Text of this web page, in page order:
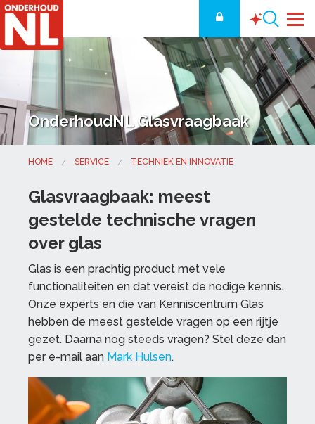
OnderhoudNL Glasvraagbaak
HOME SERVICE TECHNIEK EN INNOVATIE
Glasvraagbaak: meest
gestelde technische vragen
over glas
Glas is een prachtig product met vele
functionaliteiten en dat vereist de nodige kennis.
Onze experts en die van Kenniscentrum Glas
hebben de meest gestelde vragen op een rijtje
gezet. Daarna nog steeds vragen? Stel deze dan
per e-mail aan Mark Hulsen.